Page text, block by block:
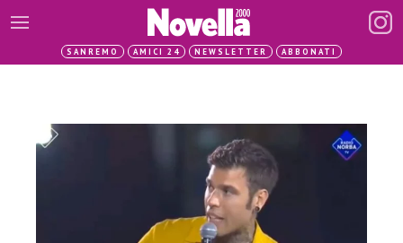
SANREMO AMICI 24 NEWSLETTER ABBONATI